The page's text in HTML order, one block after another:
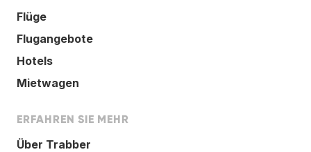
Flüge
Flugangebote
Hotels
Mietwagen
ERFAHREN SIE MEHR
Über Trabber